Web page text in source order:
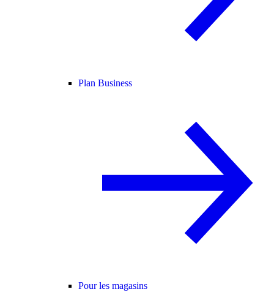
Plan Business
Pour les magasins